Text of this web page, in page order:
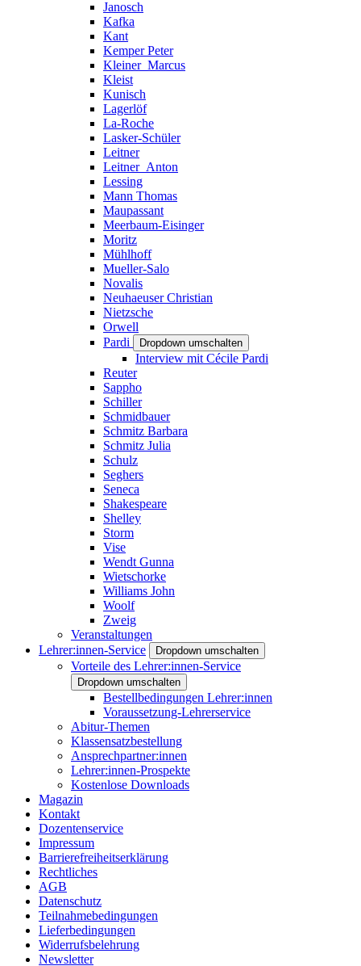
Janosch
Kafka
Kant
Kemper Peter
Kleiner_Marcus
Kleist
Kunisch
Lagerlöf
La-Roche
Lasker-Schüler
Leitner
Leitner_Anton
Lessing
Mann Thomas
Maupassant
Meerbaum-Eisinger
Moritz
Mühlhoff
Mueller-Salo
Novalis
Neuhaeuser Christian
Nietzsche
Orwell
Pardi
Dropdown umschalten
Interview mit Cécile Pardi
Reuter
Sappho
Schiller
Schmidbauer
Schmitz Barbara
Schmitz Julia
Schulz
Seghers
Seneca
Shakespeare
Shelley
Storm
Vise
Wendt Gunna
Wietschorke
Williams John
Woolf
Zweig
Veranstaltungen
Lehrer:innen-Service
Dropdown umschalten
Vorteile des Lehrer:innen-Service
Dropdown umschalten
Bestellbedingungen Lehrer:innen
Voraussetzung-Lehrerservice
Abitur-Themen
Klassensatzbestellung
Ansprechpartner:innen
Lehrer:innen-Prospekte
Kostenlose Downloads
Magazin
Kontakt
Dozentenservice
Impressum
Barrierefreiheitserklärung
Rechtliches
AGB
Datenschutz
Teilnahmebedingungen
Lieferbedingungen
Widerrufsbelehrung
Newsletter